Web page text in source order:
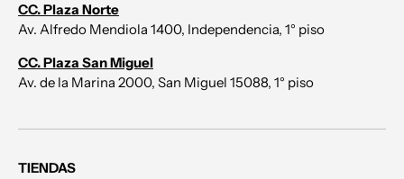
CC. Plaza Norte
Av. Alfredo Mendiola 1400, Independencia, 1° piso
CC. Plaza San Miguel
Av. de la Marina 2000, San Miguel 15088, 1° piso
TIENDAS